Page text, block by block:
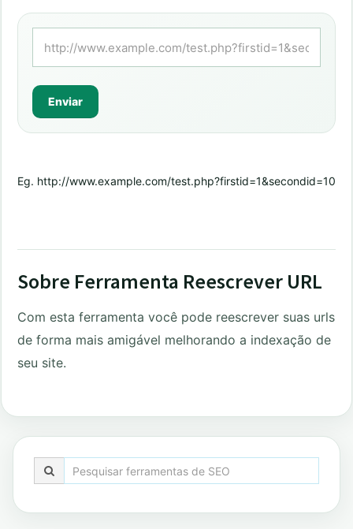
Eg. http://www.example.com/test.php?firstid=1&secondid=10
Sobre Ferramenta Reescrever URL
Com esta ferramenta você pode reescrever suas urls
de forma mais amigável melhorando a indexação de
seu site.